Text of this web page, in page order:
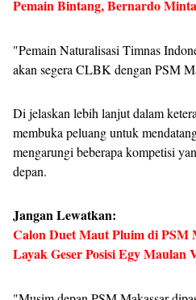
Pemain Bintang, Bernardo
"Pemain Naturalisasi Timnas
akan segera CLBK dengan PSM
Di jelaskan lebih lanjut dalam
membuka peluang untuk
mengarungi beberapa kompetisi
depan.
Jangan Lewatkan:
Calon Duet Maut Pluim di PSM
Layak Geser Posisi Egy Maulan